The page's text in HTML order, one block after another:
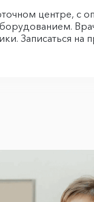
центре, с
Записаться на